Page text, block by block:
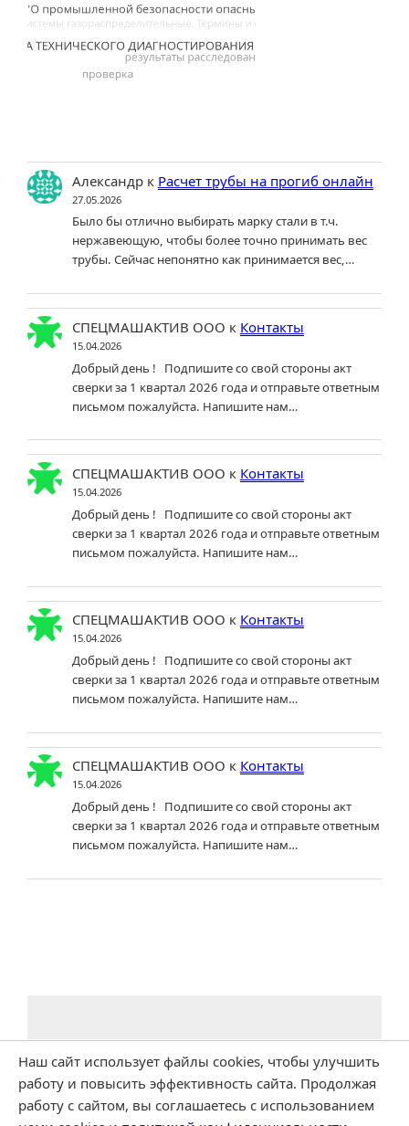
Александрк Расчет трубы на прогиб онлайн
27.05.2026
Было бы отлично выбирать марку стали в т.ч.
нержавеющую, чтобы более точно принимать вес
трубы. Сейчас непонятно как принимается вес,…
СПЕЦМАШАКТИВ ООО к Контакты
15.04.2026
Добрый день ! Подпишите со свой стороны акт
сверки за 1 квартал 2026 года и отправьте ответным
письмом пожалуйста. Напишите нам…
СПЕЦМАШАКТИВ ООО к Контакты
15.04.2026
Добрый день ! Подпишите со свой стороны акт
сверки за 1 квартал 2026 года и отправьте ответным
письмом пожалуйста. Напишите нам…
СПЕЦМАШАКТИВ ООО к Контакты
15.04.2026
Добрый день ! Подпишите со свой стороны акт
сверки за 1 квартал 2026 года и отправьте ответным
письмом пожалуйста. Напишите нам…
СПЕЦМАШАКТИВ ООО к Контакты
15.04.2026
Добрый день ! Подпишите со свой стороны акт
сверки за 1 квартал 2026 года и отправьте ответным
письмом пожалуйста. Напишите нам…
Наш сайт использует файлы cookies, чтобы улучшить
работу и повысить эффективность сайта. Продолжая
работу с сайтом, вы соглашаетесь с использованием